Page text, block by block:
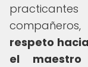
respeto
el